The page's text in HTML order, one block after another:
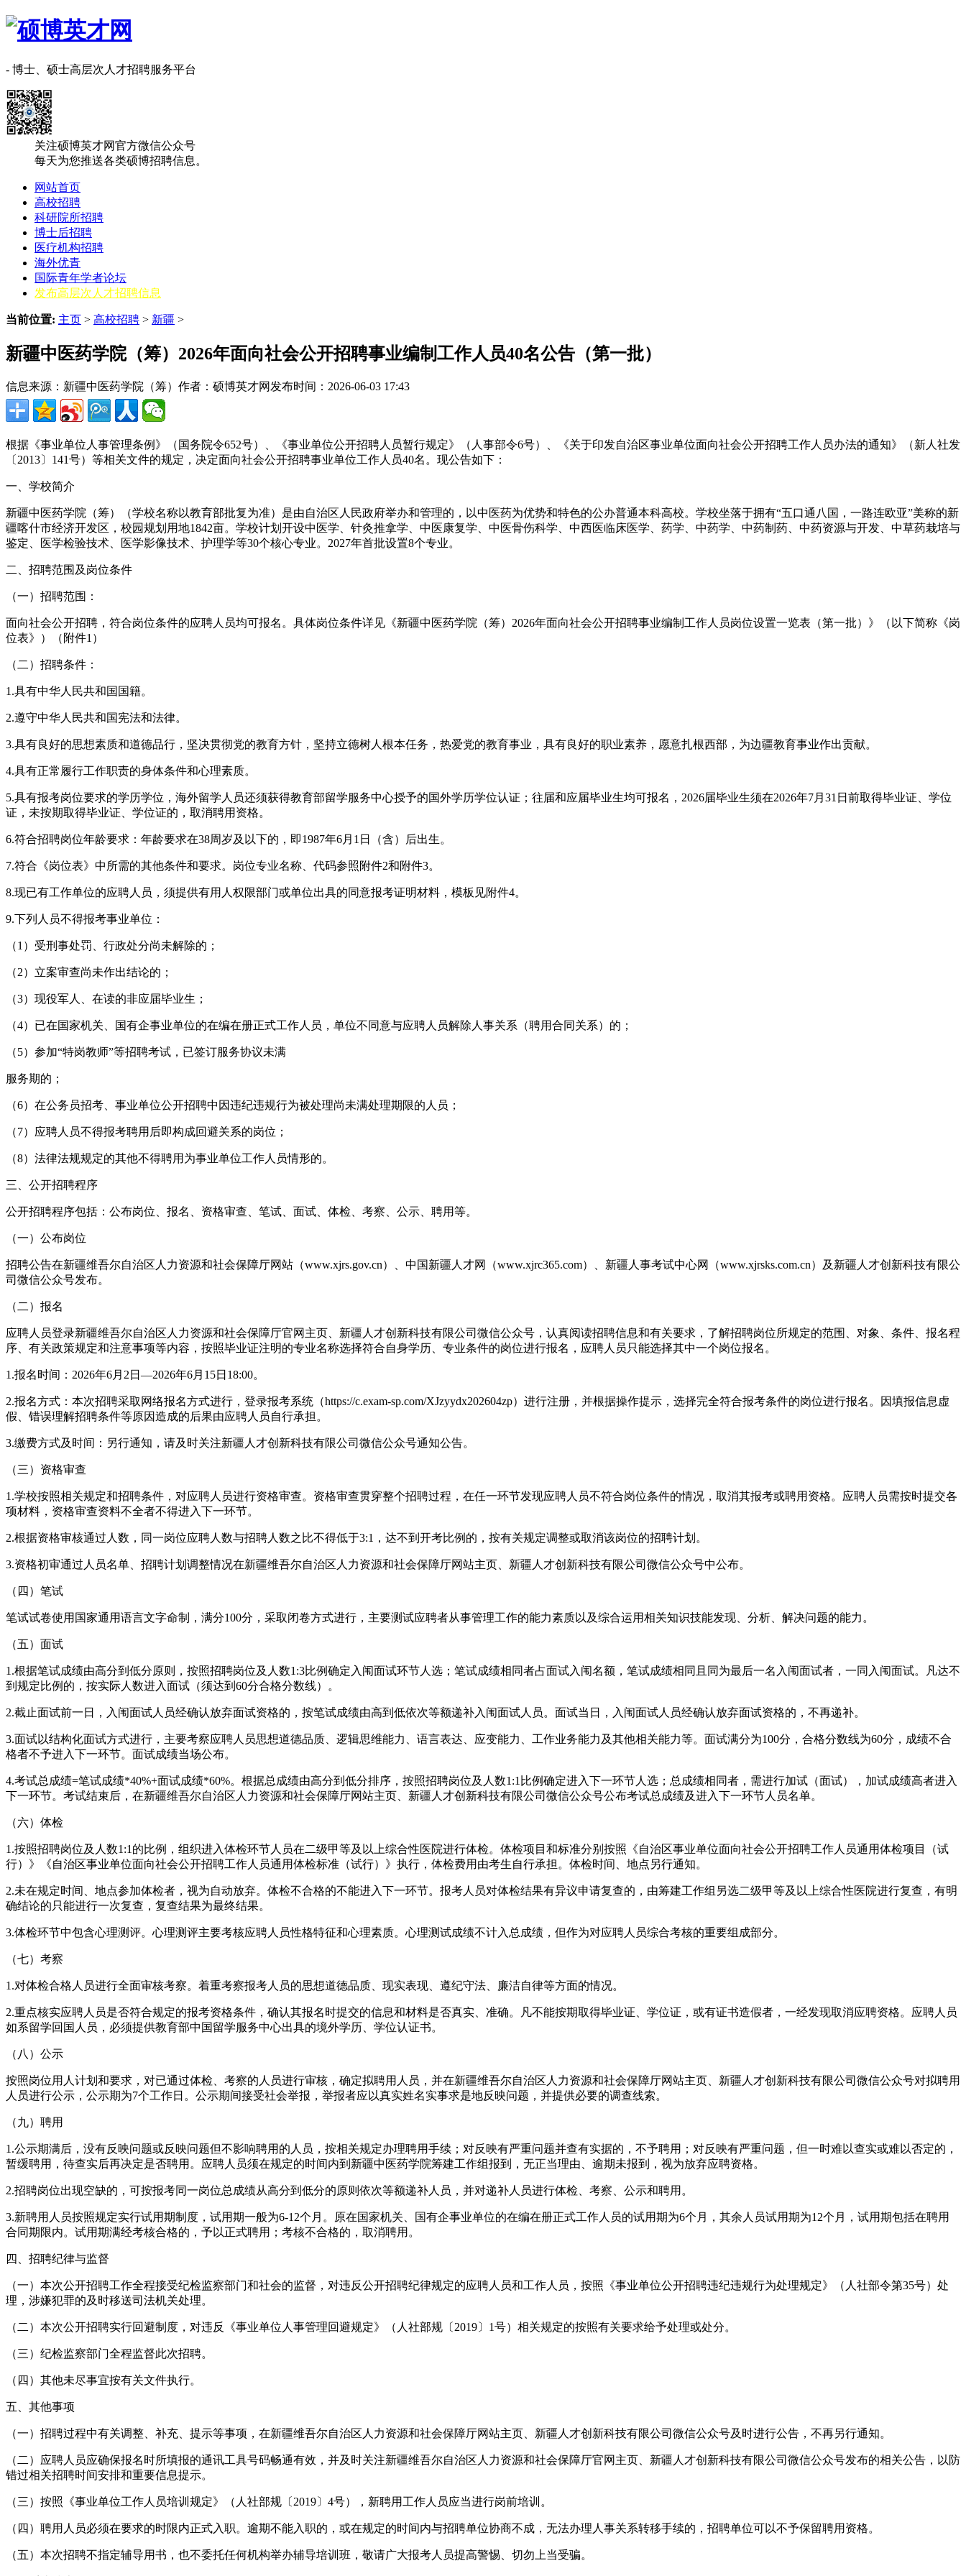
- 博士、硕士高层次人才招聘服务平台
关注硕博英才网官方微信公众号
每天为您推送各类硕博招聘信息。
网站首页
高校招聘
科研院所招聘
博士后招聘
医疗机构招聘
海外优青
国际青年学者论坛
发布高层次人才招聘信息
当前位置: 主页 > 高校招聘 > 新疆 >
新疆中医药学院（筹）2026年面向社会公开招聘事业编制工作人员40名公告（第一批）
信息来源：新疆中医药学院（筹） 作者：硕博英才网 发布时间：2026-06-03 17:43
根据《事业单位人事管理条例》（国务院令652号）、《事业单位公开招聘人员暂行规定》（人事部令6号）、《关于印发自治区事业单位面向社会公开招聘工作人员办法的通知》（新人社发
〔2013〕141号）等相关文件的规定，决定面向社会公开招聘事业单位工作人员40名。现公告如下：
一、学校简介
新疆中医药学院（筹）（学校名称以教育部批复为准）是由自治区人民政府举办和管理的，以中医药为优势和特色的公办普通本科高校。学校坐落于拥有“五口通八国，一路连欧亚”美称的新
疆喀什市经济开发区，校园规划用地1842亩。学校计划开设中医学、针灸推拿学、中医康复学、中医骨伤科学、中西医临床医学、药学、中药学、中药制药、中药资源与开发、中草药栽培与
鉴定、医学检验技术、医学影像技术、护理学等30个核心专业。2027年首批设置8个专业。
二、招聘范围及岗位条件
（一）招聘范围：
面向社会公开招聘，符合岗位条件的应聘人员均可报名。具体岗位条件详见《新疆中医药学院（筹）2026年面向社会公开招聘事业编制工作人员岗位设置一览表（第一批）》（以下简称《岗
位表》）（附件1）
（二）招聘条件：
1.具有中华人民共和国国籍。
2.遵守中华人民共和国宪法和法律。
3.具有良好的思想素质和道德品行，坚决贯彻党的教育方针，坚持立德树人根本任务，热爱党的教育事业，具有良好的职业素养，愿意扎根西部，为边疆教育事业作出贡献。
4.具有正常履行工作职责的身体条件和心理素质。
5.具有报考岗位要求的学历学位，海外留学人员还须获得教育部留学服务中心授予的国外学历学位认证；往届和应届毕业生均可报名，2026届毕业生须在2026年7月31日前取得毕业证、学位
证，未按期取得毕业证、学位证的，取消聘用资格。
6.符合招聘岗位年龄要求：年龄要求在38周岁及以下的，即1987年6月1日（含）后出生。
7.符合《岗位表》中所需的其他条件和要求。岗位专业名称、代码参照附件2和附件3。
8.现已有工作单位的应聘人员，须提供有用人权限部门或单位出具的同意报考证明材料，模板见附件4。
9.下列人员不得报考事业单位：
（1）受刑事处罚、行政处分尚未解除的；
（2）立案审查尚未作出结论的；
（3）现役军人、在读的非应届毕业生；
（4）已在国家机关、国有企事业单位的在编在册正式工作人员，单位不同意与应聘人员解除人事关系（聘用合同关系）的；
（5）参加“特岗教师”等招聘考试，已签订服务协议未满
服务期的；
（6）在公务员招考、事业单位公开招聘中因违纪违规行为被处理尚未满处理期限的人员；
（7）应聘人员不得报考聘用后即构成回避关系的岗位；
（8）法律法规规定的其他不得聘用为事业单位工作人员情形的。
三、公开招聘程序
公开招聘程序包括：公布岗位、报名、资格审查、笔试、面试、体检、考察、公示、聘用等。
（一）公布岗位
招聘公告在新疆维吾尔自治区人力资源和社会保障厅网站（www.xjrs.gov.cn）、中国新疆人才网（www.xjrc365.com）、新疆人事考试中心网（www.xjrsks.com.cn）及新疆人才创新科技有限公
司微信公众号发布。
（二）报名
应聘人员登录新疆维吾尔自治区人力资源和社会保障厅官网主页、新疆人才创新科技有限公司微信公众号，认真阅读招聘信息和有关要求，了解招聘岗位所规定的范围、对象、条件、报名程
序、有关政策规定和注意事项等内容，按照毕业证注明的专业名称选择符合自身学历、专业条件的岗位进行报名，应聘人员只能选择其中一个岗位报名。
1.报名时间：2026年6月2日—2026年6月15日18:00。
2.报名方式：本次招聘采取网络报名方式进行，登录报考系统（https://c.exam-sp.com/XJzyydx202604zp）进行注册，并根据操作提示，选择完全符合报考条件的岗位进行报名。因填报信息虚
假、错误理解招聘条件等原因造成的后果由应聘人员自行承担。
3.缴费方式及时间：另行通知，请及时关注新疆人才创新科技有限公司微信公众号通知公告。
（三）资格审查
1.学校按照相关规定和招聘条件，对应聘人员进行资格审查。资格审查贯穿整个招聘过程，在任一环节发现应聘人员不符合岗位条件的情况，取消其报考或聘用资格。应聘人员需按时提交各
项材料，资格审查资料不全者不得进入下一环节。
2.根据资格审核通过人数，同一岗位应聘人数与招聘人数之比不得低于3:1，达不到开考比例的，按有关规定调整或取消该岗位的招聘计划。
3.资格初审通过人员名单、招聘计划调整情况在新疆维吾尔自治区人力资源和社会保障厅网站主页、新疆人才创新科技有限公司微信公众号中公布。
（四）笔试
笔试试卷使用国家通用语言文字命制，满分100分，采取闭卷方式进行，主要测试应聘者从事管理工作的能力素质以及综合运用相关知识技能发现、分析、解决问题的能力。
（五）面试
1.根据笔试成绩由高分到低分原则，按照招聘岗位及人数1:3比例确定入闱面试环节人选；笔试成绩相同者占面试入闱名额，笔试成绩相同且同为最后一名入闱面试者，一同入闱面试。凡达不
到规定比例的，按实际人数进入面试（须达到60分合格分数线）。
2.截止面试前一日，入闱面试人员经确认放弃面试资格的，按笔试成绩由高到低依次等额递补入闱面试人员。面试当日，入闱面试人员经确认放弃面试资格的，不再递补。
3.面试以结构化面试方式进行，主要考察应聘人员思想道德品质、逻辑思维能力、语言表达、应变能力、工作业务能力及其他相关能力等。面试满分为100分，合格分数线为60分，成绩不合
格者不予进入下一环节。面试成绩当场公布。
4.考试总成绩=笔试成绩*40%+面试成绩*60%。根据总成绩由高分到低分排序，按照招聘岗位及人数1:1比例确定进入下一环节人选；总成绩相同者，需进行加试（面试），加试成绩高者进入
下一环节。考试结束后，在新疆维吾尔自治区人力资源和社会保障厅网站主页、新疆人才创新科技有限公司微信公众号公布考试总成绩及进入下一环节人员名单。
（六）体检
1.按照招聘岗位及人数1:1的比例，组织进入体检环节人员在二级甲等及以上综合性医院进行体检。体检项目和标准分别按照《自治区事业单位面向社会公开招聘工作人员通用体检项目（试
行）》《自治区事业单位面向社会公开招聘工作人员通用体检标准（试行）》执行，体检费用由考生自行承担。体检时间、地点另行通知。
2.未在规定时间、地点参加体检者，视为自动放弃。体检不合格的不能进入下一环节。报考人员对体检结果有异议申请复查的，由筹建工作组另选二级甲等及以上综合性医院进行复查，有明
确结论的只能进行一次复查，复查结果为最终结果。
3.体检环节中包含心理测评。心理测评主要考核应聘人员性格特征和心理素质。心理测试成绩不计入总成绩，但作为对应聘人员综合考核的重要组成部分。
（七）考察
1.对体检合格人员进行全面审核考察。着重考察报考人员的思想道德品质、现实表现、遵纪守法、廉洁自律等方面的情况。
2.重点核实应聘人员是否符合规定的报考资格条件，确认其报名时提交的信息和材料是否真实、准确。凡不能按期取得毕业证、学位证，或有证书造假者，一经发现取消应聘资格。应聘人员
如系留学回国人员，必须提供教育部中国留学服务中心出具的境外学历、学位认证书。
（八）公示
按照岗位用人计划和要求，对已通过体检、考察的人员进行审核，确定拟聘用人员，并在新疆维吾尔自治区人力资源和社会保障厅网站主页、新疆人才创新科技有限公司微信公众号对拟聘用
人员进行公示，公示期为7个工作日。公示期间接受社会举报，举报者应以真实姓名实事求是地反映问题，并提供必要的调查线索。
（九）聘用
1.公示期满后，没有反映问题或反映问题但不影响聘用的人员，按相关规定办理聘用手续；对反映有严重问题并查有实据的，不予聘用；对反映有严重问题，但一时难以查实或难以否定的，
暂缓聘用，待查实后再决定是否聘用。应聘人员须在规定的时间内到新疆中医药学院筹建工作组报到，无正当理由、逾期未报到，视为放弃应聘资格。
2.招聘岗位出现空缺的，可按报考同一岗位总成绩从高分到低分的原则依次等额递补人员，并对递补人员进行体检、考察、公示和聘用。
3.新聘用人员按照规定实行试用期制度，试用期一般为6-12个月。原在国家机关、国有企事业单位的在编在册正式工作人员的试用期为6个月，其余人员试用期为12个月，试用期包括在聘用
合同期限内。试用期满经考核合格的，予以正式聘用；考核不合格的，取消聘用。
四、招聘纪律与监督
（一）本次公开招聘工作全程接受纪检监察部门和社会的监督，对违反公开招聘纪律规定的应聘人员和工作人员，按照《事业单位公开招聘违纪违规行为处理规定》（人社部令第35号）处
理，涉嫌犯罪的及时移送司法机关处理。
（二）本次公开招聘实行回避制度，对违反《事业单位人事管理回避规定》（人社部规〔2019〕1号）相关规定的按照有关要求给予处理或处分。
（三）纪检监察部门全程监督此次招聘。
（四）其他未尽事宜按有关文件执行。
五、其他事项
（一）招聘过程中有关调整、补充、提示等事项，在新疆维吾尔自治区人力资源和社会保障厅网站主页、新疆人才创新科技有限公司微信公众号及时进行公告，不再另行通知。
（二）应聘人员应确保报名时所填报的通讯工具号码畅通有效，并及时关注新疆维吾尔自治区人力资源和社会保障厅官网主页、新疆人才创新科技有限公司微信公众号发布的相关公告，以防
错过相关招聘时间安排和重要信息提示。
（三）按照《事业单位工作人员培训规定》（人社部规〔2019〕4号），新聘用工作人员应当进行岗前培训。
（四）聘用人员必须在要求的时限内正式入职。逾期不能入职的，或在规定的时间内与招聘单位协商不成，无法办理人事关系转移手续的，招聘单位可以不予保留聘用资格。
（五）本次招聘不指定辅导用书，也不委托任何机构举办辅导培训班，敬请广大报考人员提高警惕、切勿上当受骗。